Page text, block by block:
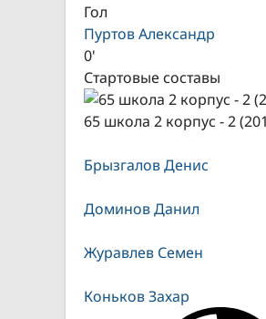
Гол
Пуртов Александр
0'
Стартовые составы
65 школа 2 корпус - 2
Брызгалов Денис
Доминов Данил
Журавлев Семен
Коньков Захар